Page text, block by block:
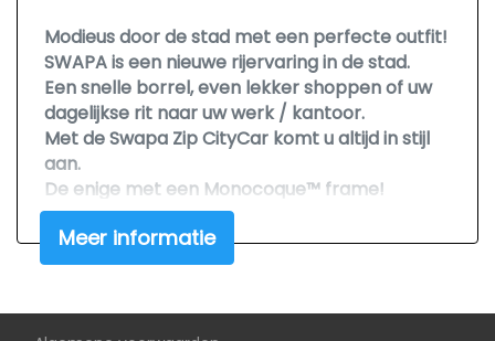
Modieus door de stad met een perfecte outfit!
SWAPA is een nieuwe rijervaring in de stad.
Een snelle borrel, even lekker shoppen of uw
dagelijkse rit naar uw werk / kantoor.
Met de Swapa Zip CityCar komt u altijd in stijl
aan.
De enige met een Monocoque™ frame!
SWAPA biedt alle voordelen van een elektrisch
L6e-voertuig (bestuurbaar vanaf 16 jaar),
maar dan geproduceerd via een
luxe!
Meer informatie